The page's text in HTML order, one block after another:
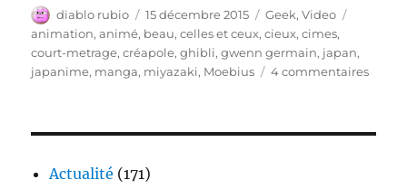
Auteur
diablo rubio
Publié
le
15 décembre 2015 Catégories
Geek,Video
animation,animé, beau,celles et ceux,cieux,cimes,
court-metrage,créapole,ghibli,gwenn germain, japan,
japanime, manga, miyazaki, Moebius 4 commentairessur
Actualité (171)